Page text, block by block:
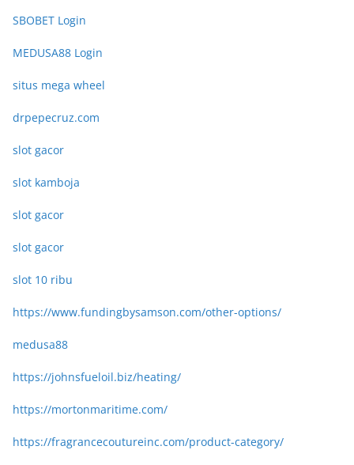
SBOBET Login
MEDUSA88 Login
situs mega wheel
drpepecruz.com
slot gacor
slot kamboja
slot gacor
slot gacor
slot 10 ribu
https://www.fundingbysamson.com/other-options/
medusa88
https://johnsfueloil.biz/heating/
https://mortonmaritime.com/
https://fragrancecoutureinc.com/product-category/